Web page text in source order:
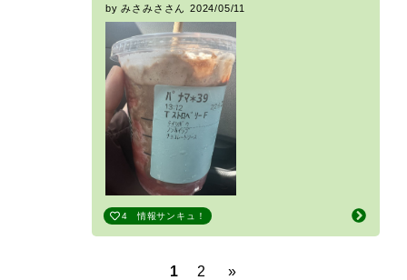
by みさみささん 2024/05/11
4 情報サンキュ！
1 2 »